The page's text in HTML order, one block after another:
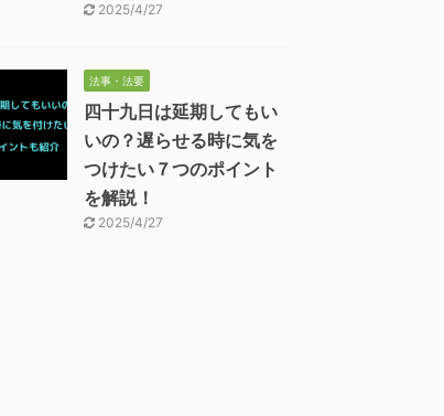
2025/4/27
法事・法要
四十九日は延期してもい
いの？遅らせる時に気を
つけたい７つのポイント
を解説！
2025/4/27